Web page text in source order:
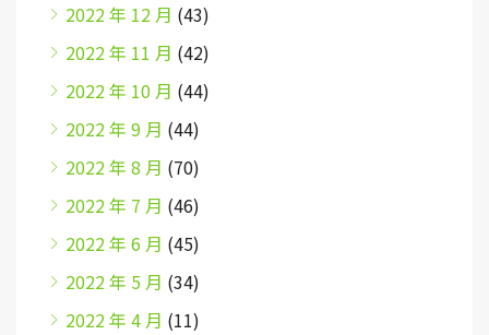
2022 年 12 月 (43)
2022 年 11 月 (42)
2022 年 10 月 (44)
2022 年 9 月 (44)
2022 年 8 月 (70)
2022 年 7 月 (46)
2022 年 6 月 (45)
2022 年 5 月 (34)
2022 年 4 月 (11)